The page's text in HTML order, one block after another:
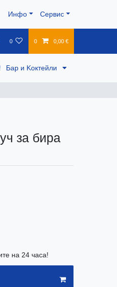
Инфо Сервис
0 0 0,00 €
Бар и Kоктейли
за бира
на 24 часа!